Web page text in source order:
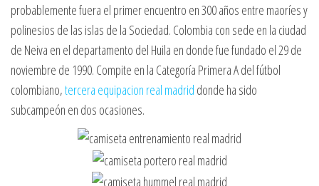
probablemente fuera el primer encuentro en 300 años entre maoríes y
polinesios de las islas de la Sociedad. Colombia con sede en la ciudad
de Neiva en el departamento del Huila en donde fue fundado el 29 de
noviembre de 1990. Compite en la Categoría Primera A del fútbol
colombiano,tercera equipacion real madrid donde ha sido
subcampeón en dos ocasiones.